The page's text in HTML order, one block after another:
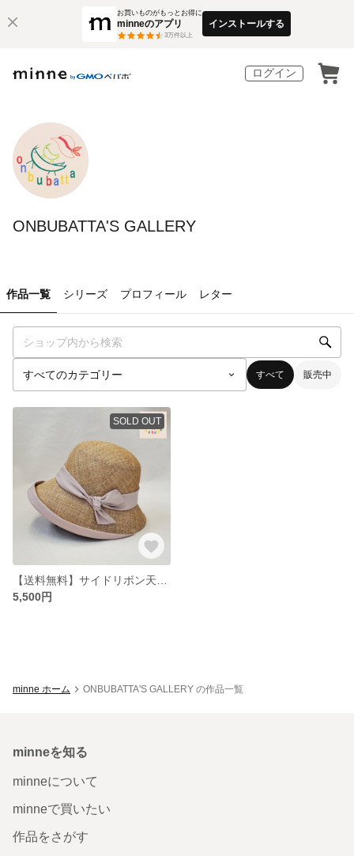
お買いものがもっとお得に
minneのアプリ
3万件以上
インストールする
ログイン
ONBUBATTA'S GALLERY
作品一覧 シリーズ プロフィール レター
すべて 販売中
SOLD OUT
5,500円
minne ホーム ONBUBATTA'S GALLERY の作品一覧
minneを知る
minneについて
minneで買いたい
作品をさがす